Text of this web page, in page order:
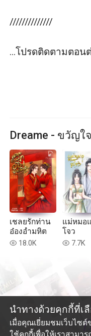
นำทางด้วยคุกกี้ที่เ
เมื่อคุณเยี่ยมชมเว็บไซต์
//////////////
...โปรดติดตามตอน
Dreame - ขวัญ
เชลยรักท่าน
อ๋องอำมหิต
read 18.0K
แม่หมอ
โจว
read 7.7K